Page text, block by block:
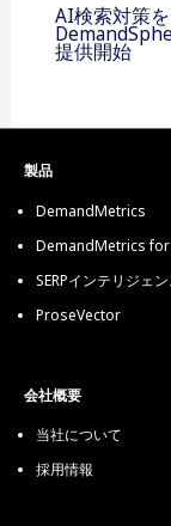
AI検索対策
提供開始
製品
DemandMetrics
DemandMetrics for
SERPインテリジェ
ProseVector
会社概要
当社について
採用情報